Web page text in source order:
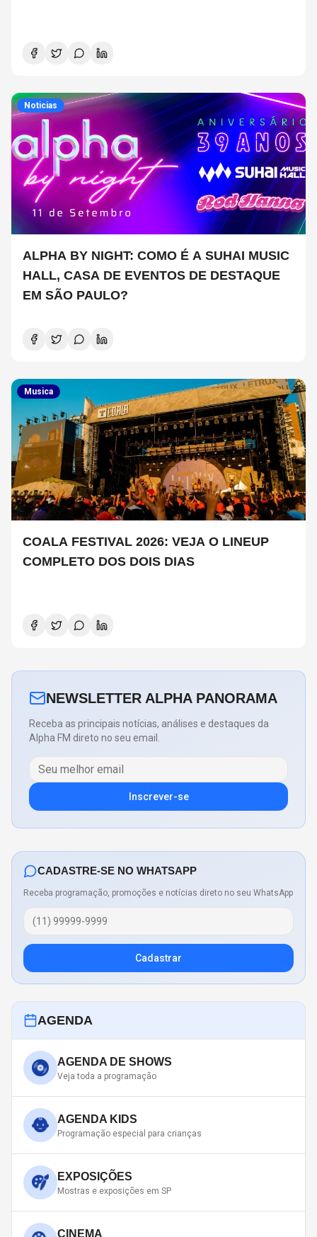
Noticias
ALPHA BY NIGHT: COMO É A SUHAI MUSIC
HALL, CASA DE EVENTOS DE DESTAQUE
EM SÃO PAULO?
Musica
COALA FESTIVAL 2026: VEJA O LINEUP
COMPLETO DOS DOIS DIAS
NEWSLETTER ALPHA PANORAMA
Receba as principais notícias, análises e destaques da
Alpha FM direto no seu email.
Inscrever-se
CADASTRE-SE NO WHATSAPP
Receba programação, promoções e notícias direto no seu WhatsApp
Cadastrar
AGENDA
AGENDA DE SHOWS
Veja toda a programação
AGENDA KIDS
Programação especial para crianças
EXPOSIÇÕES
Mostras e exposições em SP
CINEMA